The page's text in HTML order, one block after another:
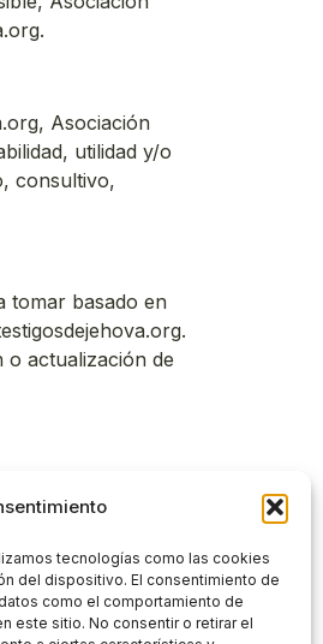
tecnologías como las cookies
del dispositivo. El consentimiento de
como el comportamiento de
este sitio. No consentir o retirar el
Asociación
utilidad y/o
consultivo,
tomar basado en
o actualización de
por
que
de forma